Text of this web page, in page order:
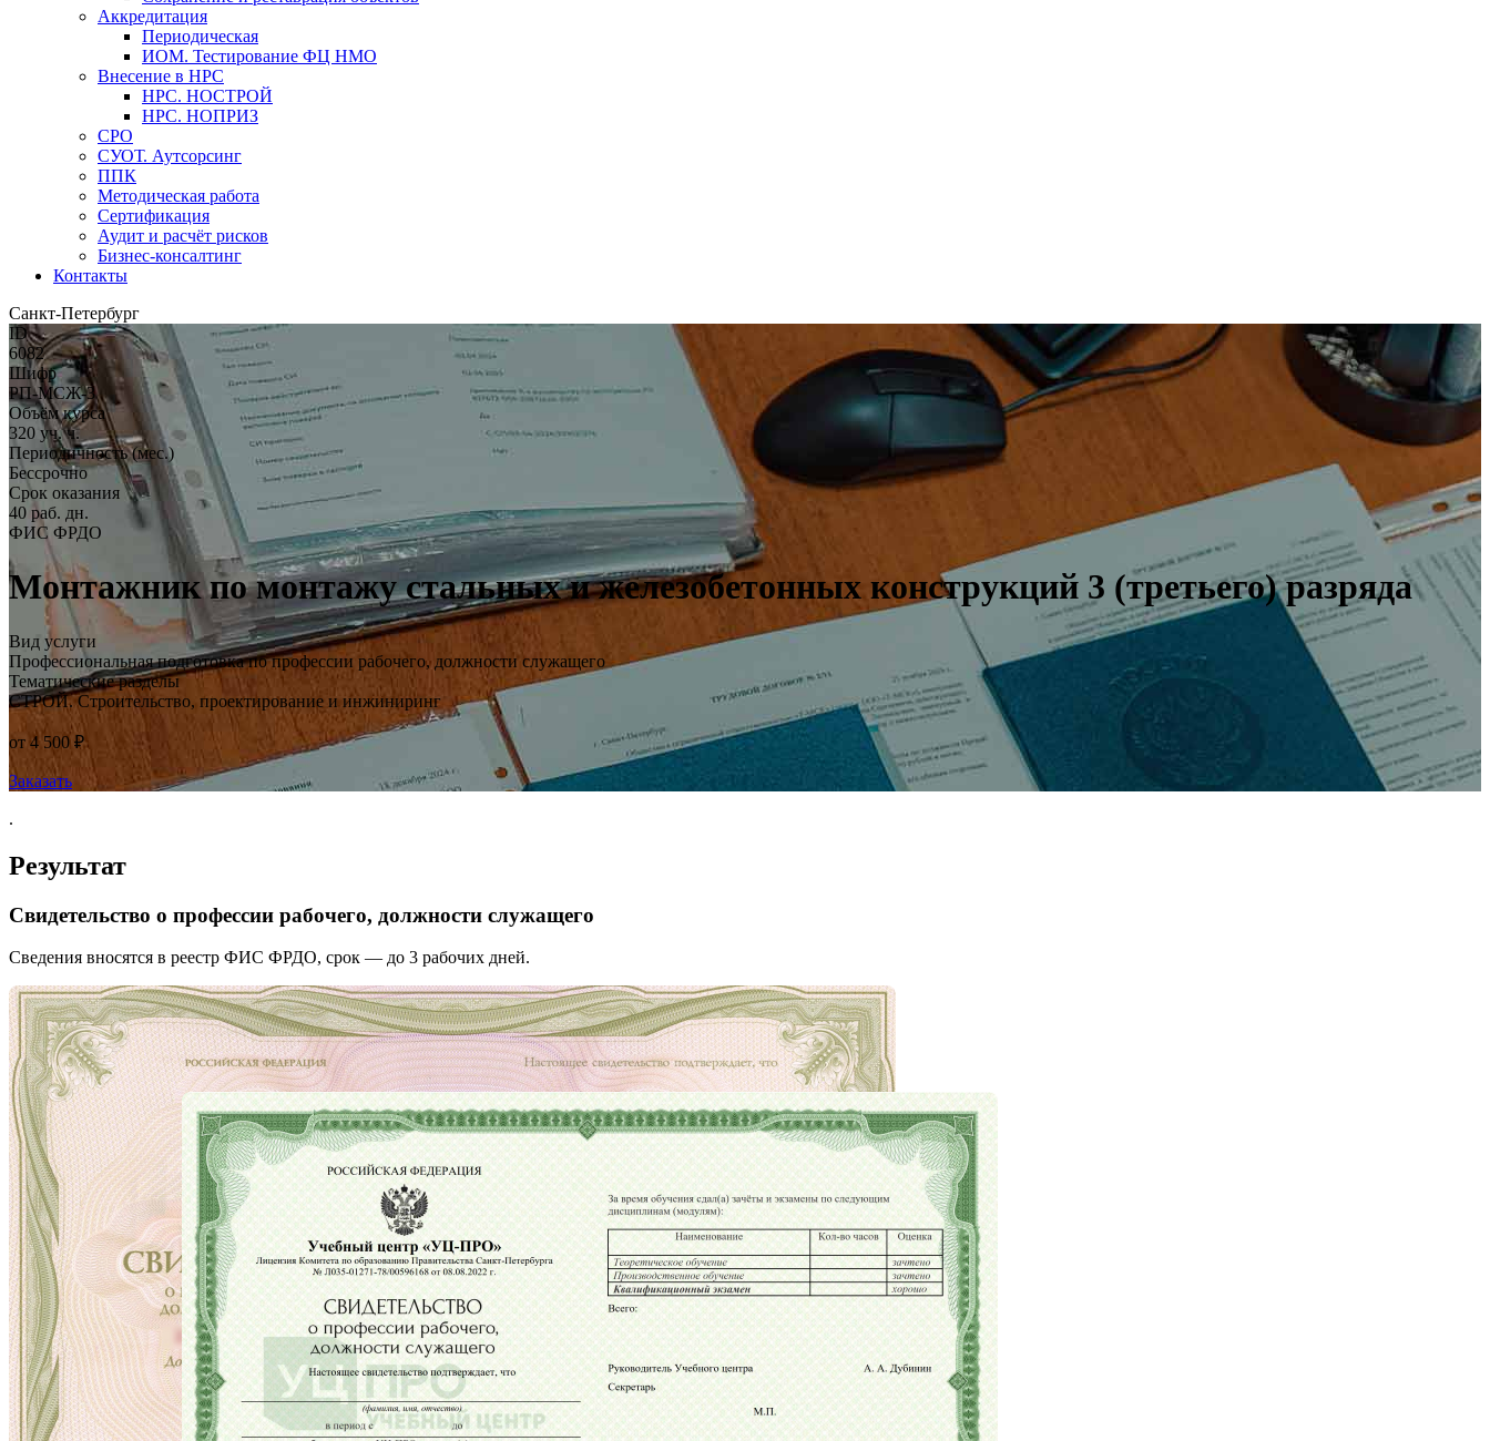
Аккредитация
Периодическая
ИОМ. Тестирование ФЦ НМО
Внесение в НРС
НРС. НОСТРОЙ
НРС. НОПРИЗ
СРО
СУОТ. Аутсорсинг
ППК
Методическая работа
Сертификация
Аудит и расчёт рисков
Бизнес-консалтинг
Контакты
Санкт-Петербург
ID
6082
Шифр
РП-МСЖ-3
Объём курса
320 уч. ч.
Периодичность (мес.)
Бессрочно
Срок оказания
40 раб. дн.
ФИС ФРДО
Монтажник по монтажу стальных и железобетонных конструкций 3 (третьего) разряда
Вид услуги
Профессиональная подготовка по профессии рабочего, должности служащего
Тематические разделы
СТРОЙ. Строительство, проектирование и инжиниринг
от 4 500 ₽
Заказать
.
Результат
Свидетельство о профессии рабочего, должности служащего
Сведения вносятся в реестр ФИС ФРДО, срок — до 3 рабочих дней.